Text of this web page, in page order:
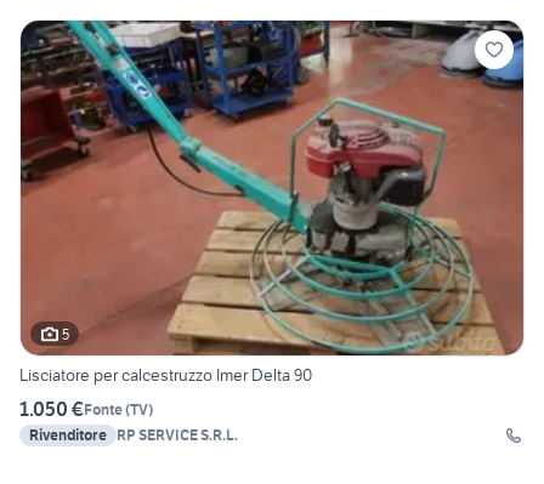
5
Lisciatore per calcestruzzo Imer Delta 90
1.050 €Fonte(TV)
Rivenditore RP SERVICE S.R.L.